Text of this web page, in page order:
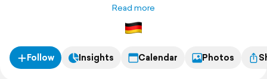
Read more
Follow Insights Calendar Photos